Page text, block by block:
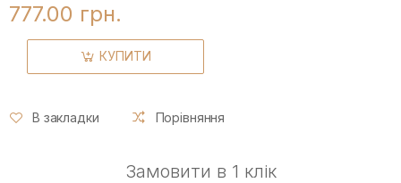
777.00 грн.
КУПИТИ
В закладки Порівняння
Замовити в 1 клік